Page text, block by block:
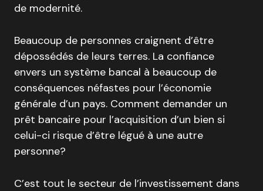
de modernité.
Beaucoup de personnes craignent d’être
dépossédés de leurs terres. La confiance
envers un système bancal à beaucoup de
conséquences néfastes pour l’économie
générale d’un pays. Comment demander un
prêt bancaire pour l’acquisition d’un bien si
celui-ci risque d’être légué à une autre
personne?
C’est tout le secteur de l’investissement dans